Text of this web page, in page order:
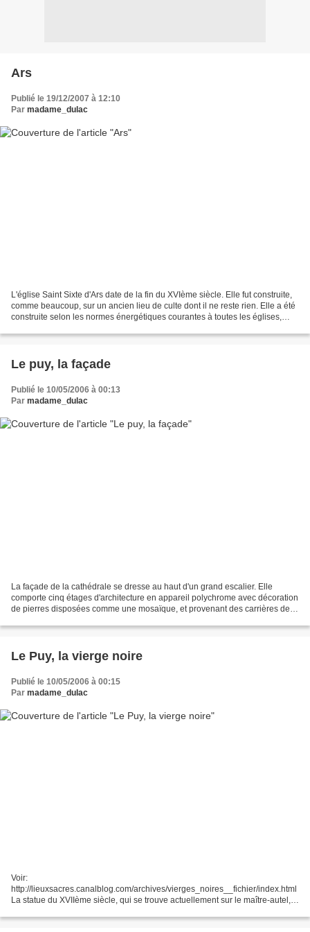
Ars
Publié le 19/12/2007 à 12:10
Par madame_dulac
L'église Saint Sixte d'Ars date de la fin du XVIème siècle. Elle fut construite,
comme beaucoup, sur un ancien lieu de culte dont il ne reste rien. Elle a été
construite selon les normes énergétiques courantes à toutes les églises,
Le puy, la façade
Publié le 10/05/2006 à 00:13
Par madame_dulac
La façade de la cathédrale se dresse au haut d'un grand escalier. Elle
comporte cinq étages d'architecture en appareil polychrome avec décoration
de pierres disposées comme une mosaïque, et provenant des carrières de la
Le Puy, la vierge noire
Publié le 10/05/2006 à 00:15
Par madame_dulac
Voir:
http://lieuxsacres.canalblog.com/archives/vierges_noires__fichier/index.html
La statue du XVIIème siècle, qui se trouve actuellement sur le maître-autel,
par l'évêque du Puy...